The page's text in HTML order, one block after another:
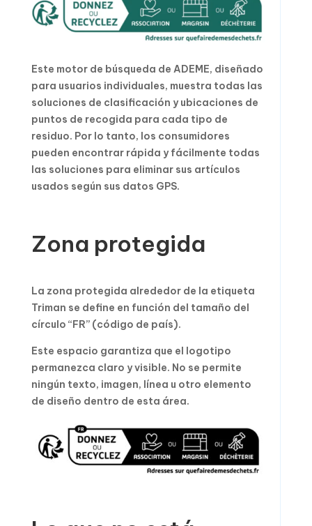
Este motor de búsqueda de ADEME, diseñado
para usuarios individuales, muestra todas las
soluciones de clasificación y ubicaciones de
puntos de recogida para cada tipo de
residuo. Por lo tanto, los consumidores
pueden encontrar rápida y fácilmente todas
las soluciones para eliminar sus artículos
usados según sus datos GPS.
Zona protegida
La zona protegida alrededor de la etiqueta
Triman se define en función del tamaño del
círculo “FR” (código de país).
Este espacio garantiza que el logotipo
permanezca claro y visible. No se permite
ningún texto, imagen, línea u otro elemento
de diseño dentro de esta área.